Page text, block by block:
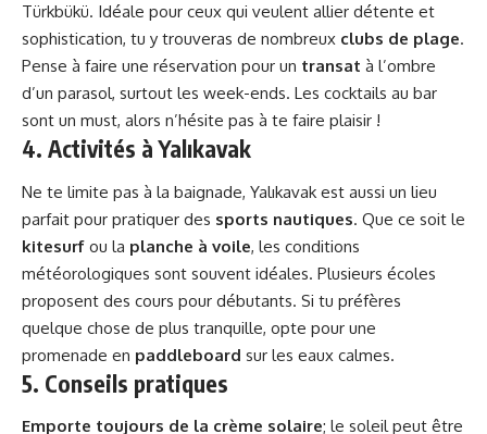
Türkbükü. Idéale pour ceux qui veulent allier détente et
sophistication, tu y trouveras de nombreux clubs de plage.
Pense à faire une réservation pour un transat à l’ombre
d’un parasol, surtout les week-ends. Les cocktails au bar
sont un must, alors n’hésite pas à te faire plaisir !
4. Activités à Yalıkavak
Ne te limite pas à la baignade, Yalıkavak est aussi un lieu
parfait pour pratiquer des sports nautiques. Que ce soit le
kitesurf ou la planche à voile, les conditions
météorologiques sont souvent idéales. Plusieurs écoles
proposent des cours pour débutants. Si tu préfères
quelque chose de plus tranquille, opte pour une
promenade en paddleboard sur les eaux calmes.
5. Conseils pratiques
Emporte toujours de la crème solaire; le soleil peut être